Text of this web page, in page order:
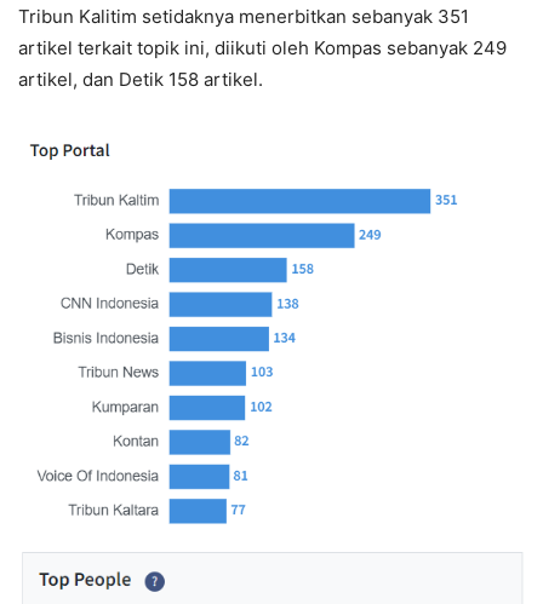
Tribun Kalitim setidaknya menerbitkan sebanyak 351
artikel terkait topik ini, diikuti oleh Kompas sebanyak 249
artikel, dan Detik 158 artikel.